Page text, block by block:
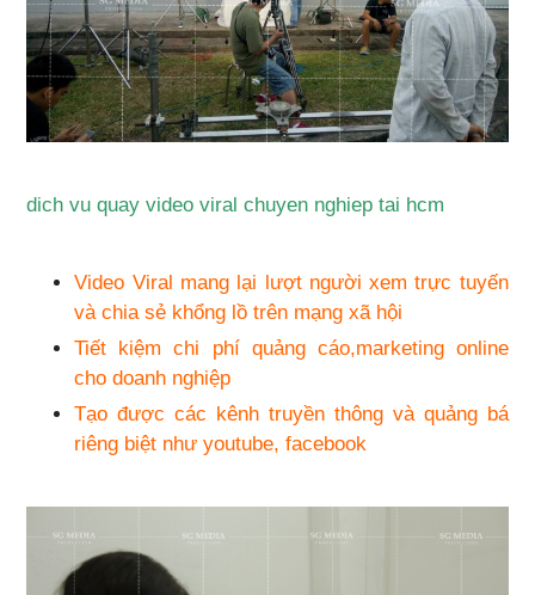
dich vu quay video viral chuyen nghiep tai hcm
Video Viral mang lại lượt người xem trực tuyến
và chia sẻ khổng lồ trên mạng xã hội
Tiết kiệm chi phí quảng cáo,marketing online
cho doanh nghiệp
Tạo được các kênh truyền thông và quảng bá
riêng biệt như youtube, facebook